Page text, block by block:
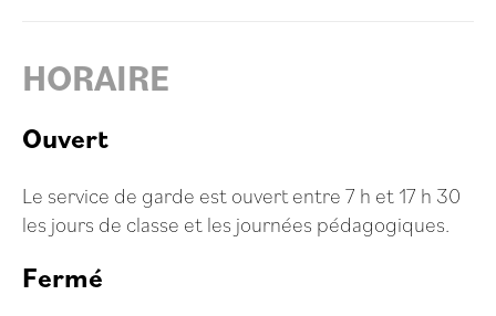
HORAIRE
Ouvert
Le service de garde est ouvert entre 7 h et 17 h 30
les jours de classe et les journées pédagogiques.
Fermé